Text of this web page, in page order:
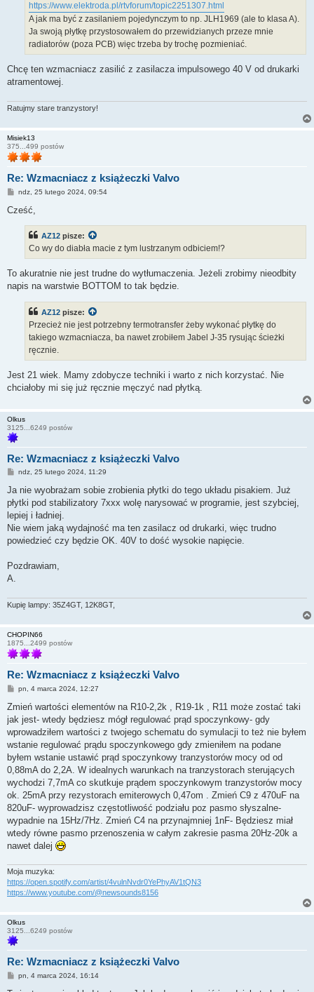
https://www.elektroda.pl/rtvforum/topic2251307.html
A jak ma być z zasilaniem pojedynczym to np. JLH1969 (ale to klasa A).
Ja swoją płytkę przystosowałem do przewidzianych przeze mnie
radiatorów (poza PCB) więc trzeba by trochę pozmieniać.
Chcę ten wzmacniacz zasilić z zasilacza impulsowego 40 V od drukarki
atramentowej.
Ratujmy stare tranzystory!
Misiek13
375...499 postów
Re: Wzmacniacz z książeczki Valvo
P
s
ndz, 25 lutego 2024, 09:54
Cześć,
AZ12 pisze:
Co wy do diabła macie z tym lustrzanym odbiciem!?
To akuratnie nie jest trudne do wytłumaczenia. Jeżeli zrobimy nieodbity
napis na warstwie BOTTOM to tak będzie.
AZ12 pisze:
Przecież nie jest potrzebny termotransfer żeby wykonać płytkę do
takiego wzmacniacza, ba nawet zrobiłem Jabel J-35 rysując ścieżki
ręcznie.
Jest 21 wiek. Mamy zdobycze techniki i warto z nich korzystać. Nie
chciałoby mi się już ręcznie męczyć nad płytką.
Olkus
3125...6249 postów
Re: Wzmacniacz z książeczki Valvo
P
s
ndz, 25 lutego 2024, 11:29
Ja nie wyobrażam sobie zrobienia płytki do tego układu pisakiem. Już
płytki pod stabilizatory 7xxx wolę narysować w programie, jest szybciej,
lepiej i ładniej.
Nie wiem jaką wydajność ma ten zasilacz od drukarki, więc trudno
powiedzieć czy będzie OK. 40V to dość wysokie napięcie.
Pozdrawiam,
A.
Kupię lampy: 35Z4GT, 12K8GT,
CHOPIN66
1875...2499 postów
Re: Wzmacniacz z książeczki Valvo
P
s
pn, 4 marca 2024, 12:27
Zmień wartości elementów na R10-2,2k , R19-1k , R11 może zostać taki
jak jest- wtedy będziesz mógł regulować prąd spoczynkowy- gdy
wprowadziłem wartości z twojego schematu do symulacji to też nie byłem
wstanie regulować prądu spoczynkowego gdy zmieniłem na podane
byłem wstanie ustawić prąd spoczynkowy tranzystorów mocy od od
0,88mA do 2,2A. W idealnych warunkach na tranzystorach sterujących
wychodzi 7,7mA co skutkuje prądem spoczynkowym tranzystorów mocy
ok. 25mA przy rezystorach emiterowych 0,47om . Zmień C9 z 470uF na
820uF- wyprowadzisz częstotliwość podziału poz pasmo słyszalne-
wypadnie na 15Hz/7Hz. Zmień C4 na przynajmniej 1nF- Będziesz miał
wtedy równe pasmo przenoszenia w całym zakresie pasma 20Hz-20k a
nawet dalej
Moja muzyka:
https://open.spotify.com/artist/4vulnNvdr0YePhyAV1tQN3
https://www.youtube.com/@newsounds8156
Olkus
3125...6249 postów
Re: Wzmacniacz z książeczki Valvo
Ppn, 4 marca 2024, 16:14